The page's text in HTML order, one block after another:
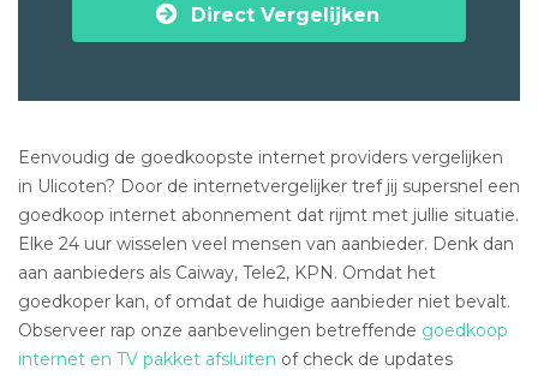
Direct Vergelijken
Eenvoudig de goedkoopste internet providers vergelijken
in Ulicoten? Door de internetvergelijker tref jij supersnel een
goedkoop internet abonnement dat rijmt met jullie situatie.
Elke 24 uur wisselen veel mensen van aanbieder. Denk dan
aan aanbieders als Caiway, Tele2, KPN. Omdat het
goedkoper kan, of omdat de huidige aanbieder niet bevalt.
Observeer rap onze aanbevelingen betreffende goedkoop
internet en TV pakket afsluiten of check de updates